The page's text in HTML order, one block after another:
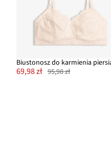
69,98 zł 95,98 zł